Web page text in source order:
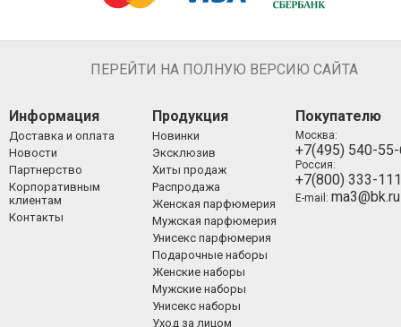
ПЕРЕЙТИ НА ПОЛНУЮ ВЕРСИЮ САЙТА
Информация
Доставка и оплата
Новости
Партнерство
Корпоративным
клиентам
Контакты
Продукция
Новинки
Эксклюзив
Хиты продаж
Распродажа
Женская парфюмерия
Мужская парфюмерия
Унисекс парфюмерия
Подарочные наборы
Женские наборы
Мужские наборы
Унисекс наборы
Уход за лицом
Покупателю
Москва:
+7(495) 540-
Россия:
+7(800) 333-
E-mail: ma3@bk.ru